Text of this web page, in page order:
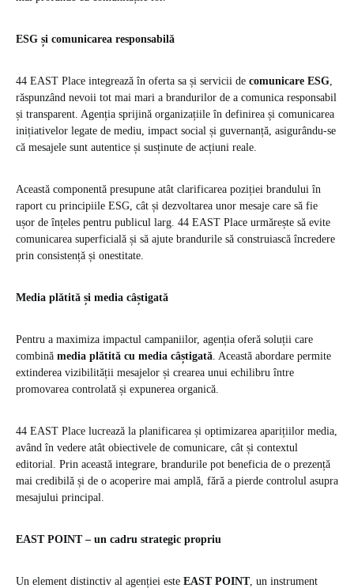
ESG și comunicarea responsabilă
44 EAST Place integrează în oferta sa și servicii de comunicare ESG,
răspunzând nevoii tot mai mari a brandurilor de a comunica responsabil
și transparent. Agenția sprijină organizațiile în definirea și comunicarea
inițiativelor legate de mediu, impact social și guvernanță, asigurându-se
că mesajele sunt autentice și susținute de acțiuni reale.
Această componentă presupune atât clarificarea poziției brandului în
raport cu principiile ESG, cât și dezvoltarea unor mesaje care să fie
ușor de înțeles pentru publicul larg. 44 EAST Place urmărește să evite
comunicarea superficială și să ajute brandurile să construiască încredere
prin consistență și onestitate.
Media plătită și media câștigată
Pentru a maximiza impactul campaniilor, agenția oferă soluții care
combină media plătită cu media câștigată. Această abordare permite
extinderea vizibilității mesajelor și crearea unui echilibru între
promovarea controlată și expunerea organică.
44 EAST Place lucrează la planificarea și optimizarea aparițiilor media,
având în vedere atât obiectivele de comunicare, cât și contextul
editorial. Prin această integrare, brandurile pot beneficia de o prezență
mai credibilă și de o acoperire mai amplă, fără a pierde controlul asupra
mesajului principal.
EAST POINT – un cadru strategic propriu
Un element distinctiv al agenției este EAST POINT, un instrument